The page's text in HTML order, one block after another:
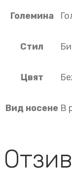
Големина
Стил
Цвят
Вид носене В